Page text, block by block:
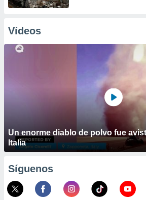
Vídeos
Un enorme diablo de polvo fue
Italia
Síguenos